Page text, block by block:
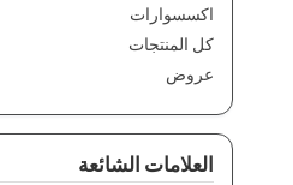
اكسسوارات
كل المنتجات
عروض
العلامات الشائعة